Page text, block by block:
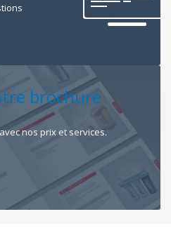
brochure
nos prix et services.